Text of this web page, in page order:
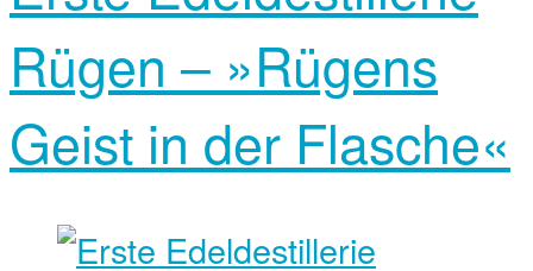
Rügen – »Rügens
Geist in der Flasche«